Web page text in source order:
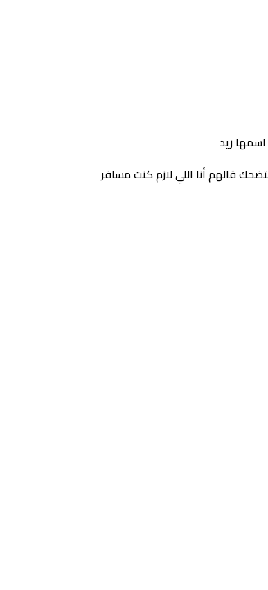
ريد
قالهم أنا اللي لازم كنت مسافر